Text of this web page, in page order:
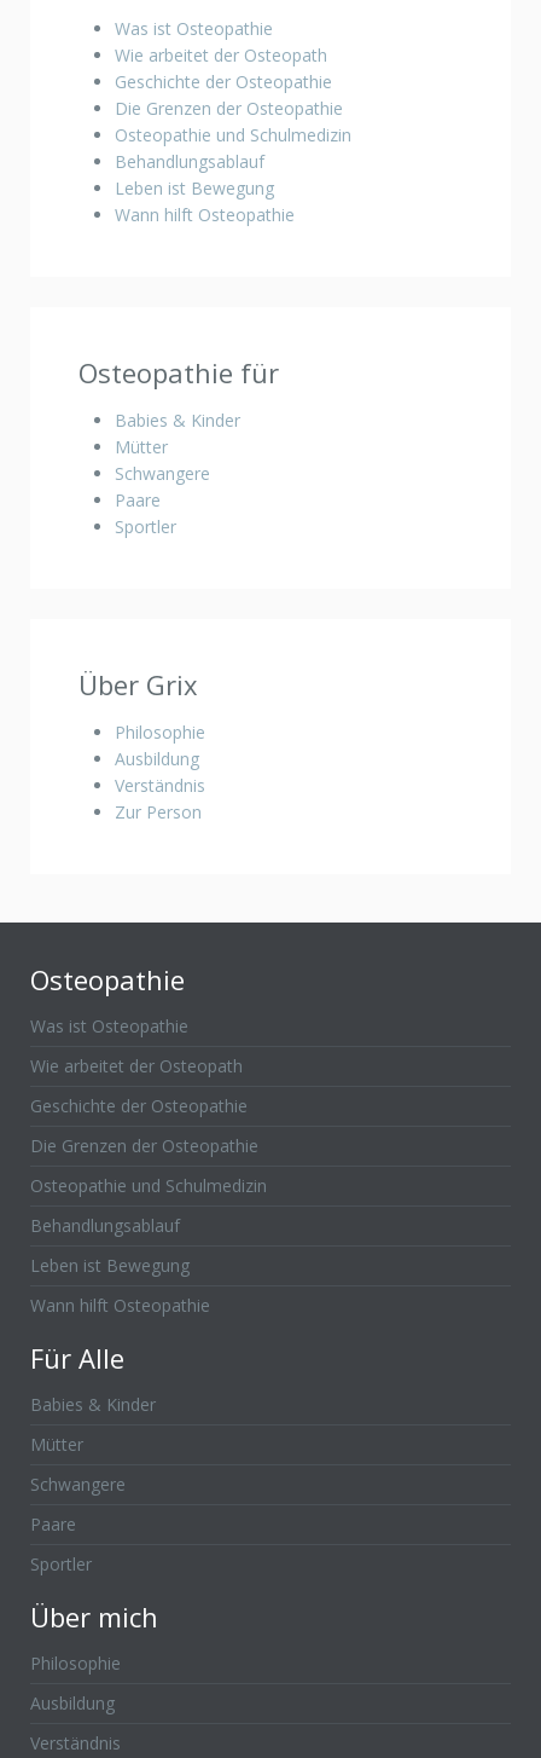
Was ist Osteopathie
Wie arbeitet der Osteopath
Geschichte der Osteopathie
Die Grenzen der Osteopathie
Osteopathie und Schulmedizin
Behandlungsablauf
Leben ist Bewegung
Wann hilft Osteopathie
Osteopathie für
Babies & Kinder
Mütter
Schwangere
Paare
Sportler
Über Grix
Philosophie
Ausbildung
Verständnis
Zur Person
Osteopathie
Was ist Osteopathie
Wie arbeitet der Osteopath
Geschichte der Osteopathie
Die Grenzen der Osteopathie
Osteopathie und Schulmedizin
Behandlungsablauf
Leben ist Bewegung
Wann hilft Osteopathie
Für Alle
Babies & Kinder
Mütter
Schwangere
Paare
Sportler
Über mich
Philosophie
Ausbildung
Verständnis